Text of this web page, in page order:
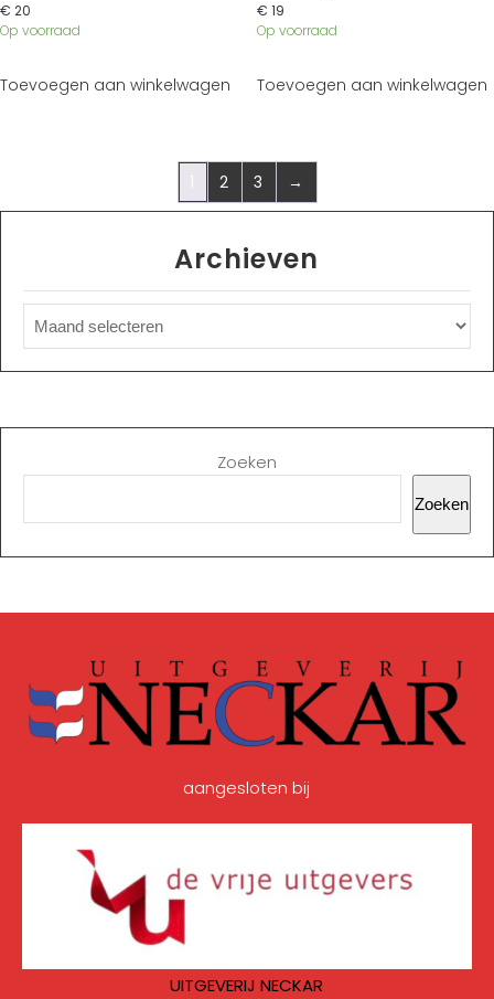
€ 20
Op voorraad
Toevoegen aan winkelwagen
€ 19
Op voorraad
Toevoegen aan winkelwagen
1 2 3 →
Archieven
Zoeken
Zoeken
aangesloten bij
UITGEVERIJ NECKAR